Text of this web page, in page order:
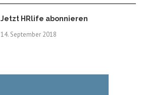
Jetzt HRlife abonnieren
14. September 2018